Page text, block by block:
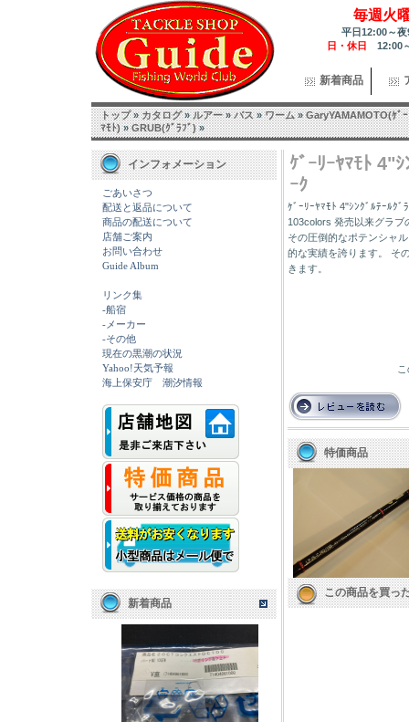
毎週火
平日12:00～
日・休日 12:00
新着商品
トップ»カタログ»ルアー»バス»ワーム»GaryYAMAMOTO(ｹﾞ
ﾏﾓﾄ)»GRUB(ｸﾞﾗﾌﾞ)»
インフォメーション
ごあいさつ
配送と返品について
商品の配送について
店舗ご案内
お問い合わせ
Guide Album
リンク集
-船宿
-メーカー
-その他
現在の黒潮の状況
Yahoo!天気予報
海上保安庁 潮汐情報
新着商品
ｹﾞｰﾘｰﾔﾏﾓﾄ 4"
ｰｸ
ｹﾞｰﾘｰﾔﾏﾓﾄ 4"ｼﾝｸﾞﾙﾃｰﾙｸ
103colors 発売以来グラ
その圧倒的なポテンシャ
的な実績を誇ります。 そ
きます。
特価商品
この商品を買っ